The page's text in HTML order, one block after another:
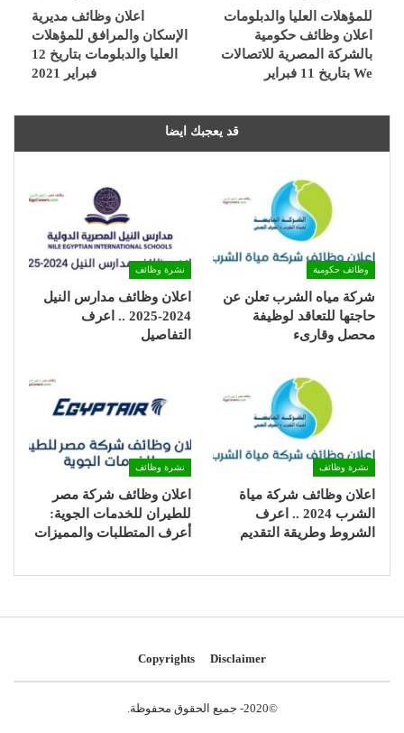
للمؤهلات العليا والدبلومات
اعلان وظائف حكومية
بالشركة المصرية للاتصالات
We بتاريخ 11 فبراير
اعلان وظائف مديرية
الإسكان والمرافق للمؤهلات
العليا والدبلومات بتاريخ 12
فبراير 2021
قد يعجبك ايضا
وظائف حكومية
شركة مياه الشرب تعلن عن
حاجتها للتعاقد لوظيفة
محصل وقارىء
نشرة وظائف
اعلان وظائف مدارس النيل
2024-2025 .. اعرف
التفاصيل
نشرة وظائف
اعلان وظائف شركة مياة
الشرب 2024 .. اعرف
الشروط وطريقة التقديم
نشرة وظائف
اعلان وظائف شركة مصر
للطيران للخدمات الجوية:
أعرف المتطلبات والمميزات
Disclaimer
Copyrights
©2020- جميع الحقوق محفوظة.